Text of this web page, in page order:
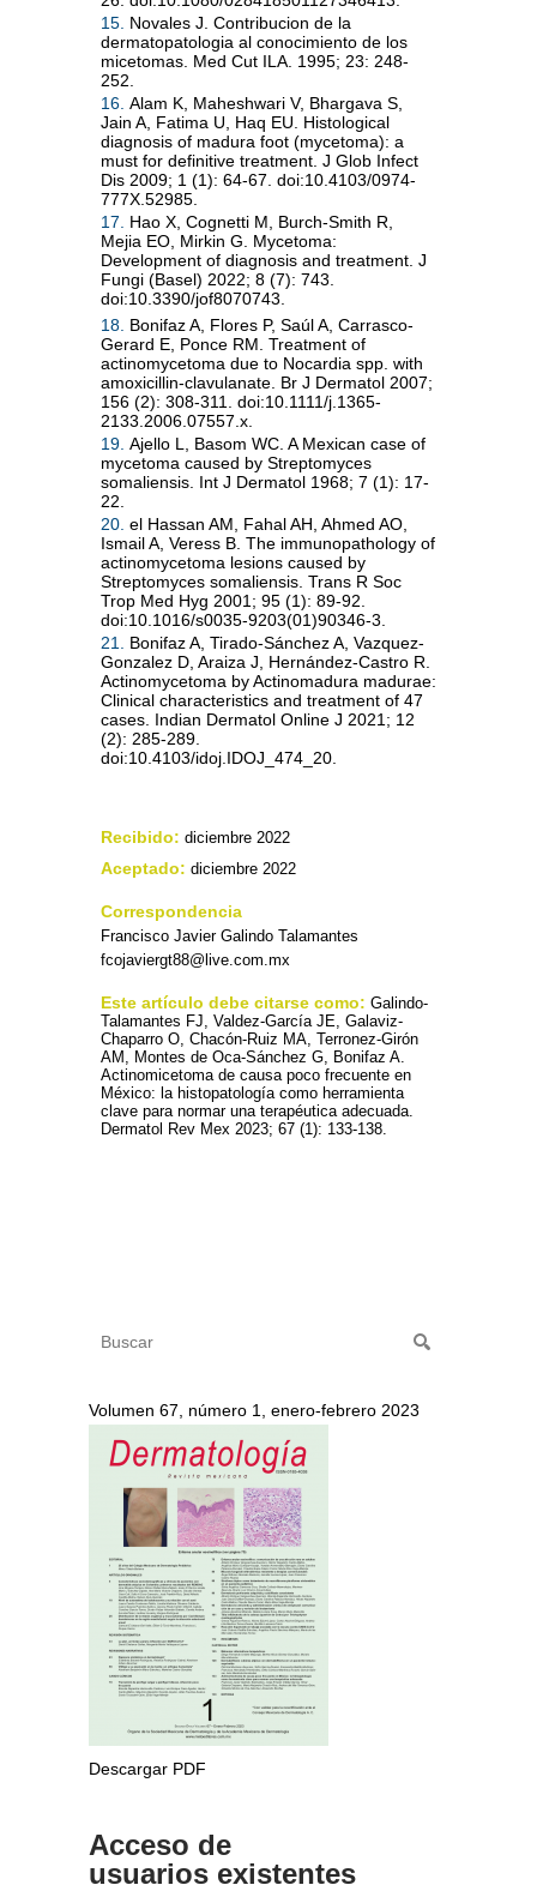
15. Novales J. Contribucion de la
dermatopatologia al conocimiento de los
micetomas. Med Cut ILA. 1995; 23: 248-
252.
16. Alam K, Maheshwari V, Bhargava S,
Jain A, Fatima U, Haq EU. Histological
diagnosis of madura foot (mycetoma): a
must for definitive treatment. J Glob Infect
Dis 2009; 1 (1): 64-67. doi:10.4103/0974-
777X.52985.
17.
Hao X, Cognetti M, Burch-Smith R,
Mejia EO, Mirkin G. Mycetoma:
Development of diagnosis and treatment. J
Fungi (Basel) 2022; 8 (7): 743.
doi:10.3390/jof8070743.
18. Bonifaz A, Flores P, Saúl A, Carrasco-
Gerard E, Ponce RM. Treatment of
actinomycetoma due to Nocardia spp. with
amoxicillin-clavulanate. Br J Dermatol 2007;
156 (2): 308-311. doi:10.1111/j.1365-
2133.2006.07557.x.
19. Ajello L, Basom WC. A Mexican case of
mycetoma caused by Streptomyces
somaliensis. Int J Dermatol 1968; 7 (1): 17-
22.
20. el Hassan AM, Fahal AH, Ahmed AO,
Ismail A, Veress B. The immunopathology of
actinomycetoma lesions caused by
Streptomyces somaliensis. Trans R Soc
Trop Med Hyg 2001; 95 (1): 89-92.
doi:10.1016/s0035-9203(01)90346-3.
21.
Bonifaz A, Tirado-Sánchez A, Vazquez-
Gonzalez D, Araiza J, Hernández-Castro R.
Actinomycetoma by Actinomadura madurae:
Clinical characteristics and treatment of 47
cases. Indian Dermatol Online J 2021; 12
(2): 285-289.
doi:10.4103/idoj.IDOJ_474_20.
Recibido: diciembre 2022
Aceptado: diciembre 2022
Correspondencia
Francisco Javier Galindo Talamantes
fcojaviergt88@live.com.mx
Este artículo debe citarse como: Galindo-
Talamantes FJ, Valdez-García JE, Galaviz-
Chaparro O, Chacón-Ruiz MA, Terronez-Girón
AM, Montes de Oca-Sánchez G, Bonifaz A.
Actinomicetoma de causa poco frecuente en
México: la histopatología como herramienta
clave para normar una terapéutica adecuada.
Dermatol Rev Mex 2023; 67 (1): 133-138.
Volumen 67, número 1, enero-febrero 2023
Descargar PDF
Acceso de
usuarios existentes